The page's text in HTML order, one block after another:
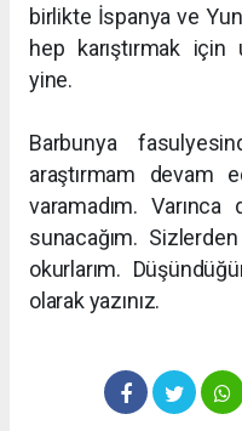
birlikte İspanya ve
hep karıştırmak için
yine.
Barbunya
araştırmam devam
varamadım.
sunacağım.
okurlarım.
olarak yazınız.